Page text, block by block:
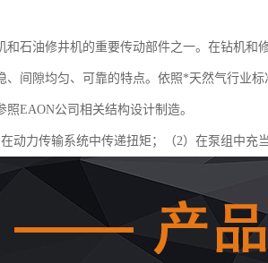
和石油修井机的重要传动部件之一。在钻机
、间隙均匀、可靠的特点。依照*天然气行业
EAON公司相关结构设计制造。
动力传输系统中传递扭矩；（2）在泵组中充